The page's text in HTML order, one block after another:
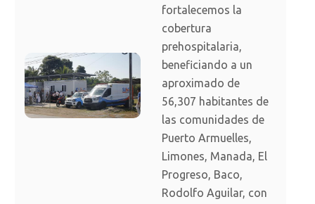
fortalecemos la
cobertura
prehospitalaria,
beneficiando a un
aproximado de
56,307 habitantes de
las comunidades de
Puerto Armuelles,
Limones, Manada, El
Progreso, Baco,
Rodolfo Aguilar, con